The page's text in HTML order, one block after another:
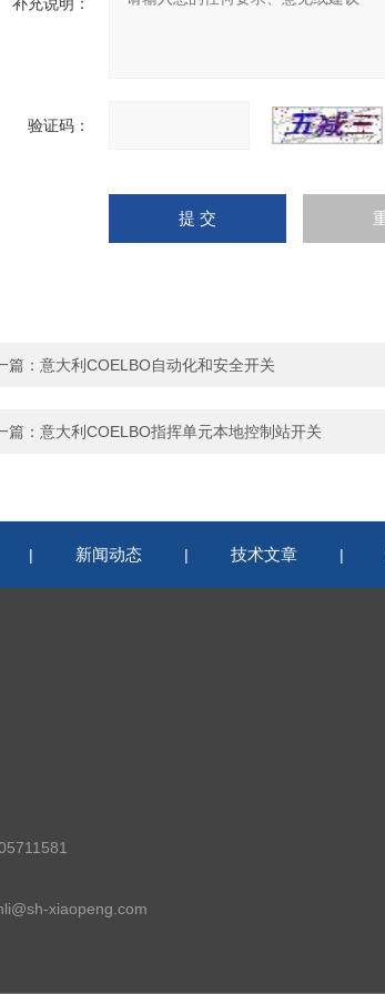
验证码：
篇： 意大利COELBO自动化和安全开关
篇： 意大利COELBO指挥单元本地控制站开关
| 新闻动态 | 技术文章 |
xiaopeng.com